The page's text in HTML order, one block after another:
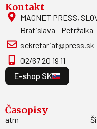
Kontakt
MAGNET PRESS,
Bratislava - Petržalka
sekretariat@press.sk
02/67 20 19 11
E-shop SK
Časopisy
atm